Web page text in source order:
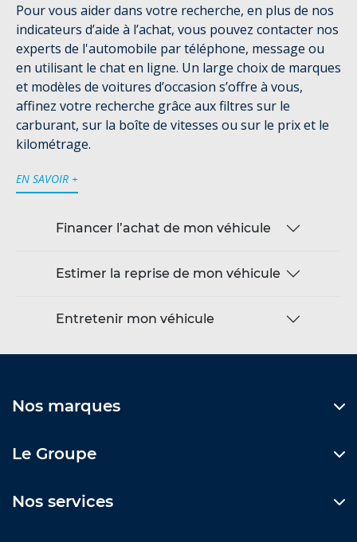
Pour vous aider dans votre recherche, en plus de nos
indicateurs d’aide à l’achat, vous pouvez contacter nos
experts de l'automobile par téléphone, message ou
en utilisant le chat en ligne. Un large choix de marques
et modèles de voitures d’occasion s’offre à vous,
affinez votre recherche grâce aux filtres sur le
carburant, sur la boîte de vitesses ou sur le prix et le
kilométrage.
EN SAVOIR +
Financer l’achat de mon véhicule
Estimer la reprise de mon véhicule
Entretenir mon véhicule
Nos marques
Le Groupe
Nos services